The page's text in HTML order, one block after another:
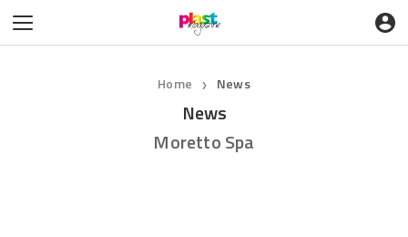
Home ❯ News
News
Moretto Spa